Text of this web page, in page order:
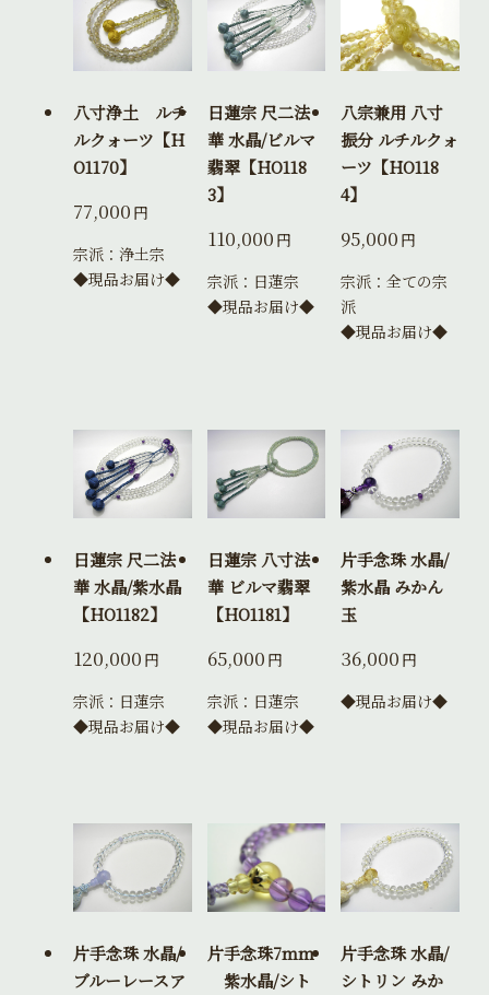
八寸浄土 ルチ
ルクォーツ【H
O1170】
77,000 円
宗派：浄土宗
◆現品お届け◆
日蓮宗 尺二法
華 水晶/ビルマ
翡翠【HO118
3】
110,000 円
宗派：日蓮宗
◆現品お届け◆
八宗兼用 八寸
振分 ルチルクォ
ーツ【HO118
4】
95,000 円
宗派：全ての宗
派
◆現品お届け◆
日蓮宗 尺二法
華 水晶/紫水晶
【HO1182】
120,000 円
宗派：日蓮宗
◆現品お届け◆
日蓮宗 八寸法
華 ビルマ翡翠
【HO1181】
65,000 円
宗派：日蓮宗
◆現品お届け◆
片手念珠 水晶/
紫水晶 みかん
玉
36,000 円
◆現品お届け◆
片手念珠 水晶/
ブルーレースア
片手念珠7mm
紫水晶/シト
片手念珠 水晶/
シトリン みか